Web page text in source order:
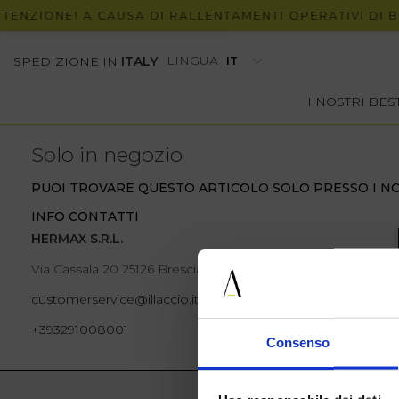
Consenso
A CAUSA DI RALLENTAMENTI OPERATIVI DI
SPEDIZIONE IN ITALY LINGUA
I NOSTRI
Solo in negozio
PUOI TROVARE QUESTO ARTICOLO SOLO PRESSO I
INFO CONTATTI
HERMAX S.R.L.
Via Cassala 20 25126 Brescia
customerservice@illaccio.it
+393291008001